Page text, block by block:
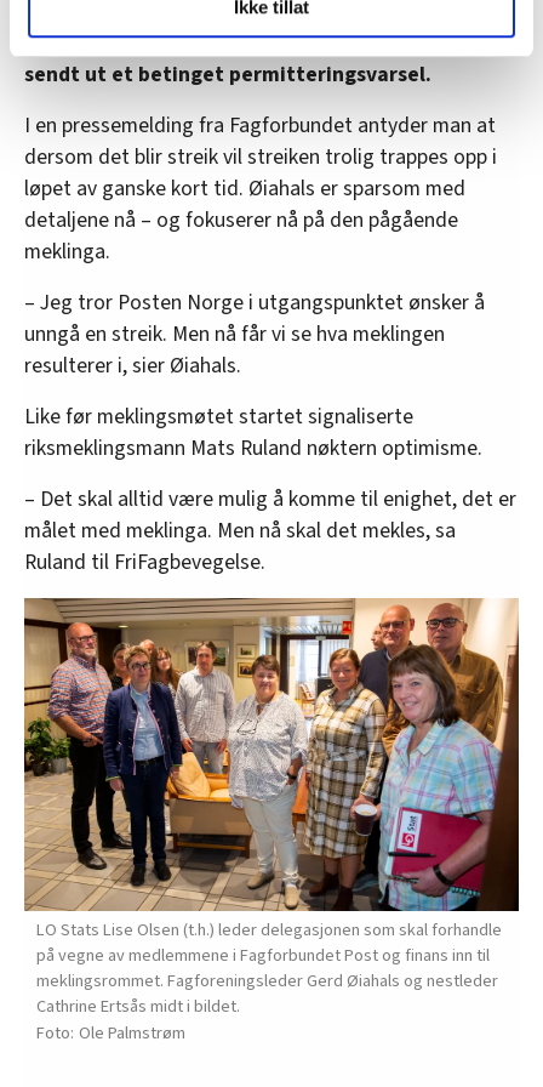
og fontene.no bruker informasjonskapsler (cookies) for å
lære hvordan våre nettsider blir brukt slik at vi tilby
relevant innhold, tilpassede annonser og utarbeide
Vi deler bare informasjon om hvordan du bruker
nettstedet med LO Medias egne samarbeidspartnere
innenfor analyse og annonsering. Disse er angitt i
oversikten lengre ned på denne siden.
Ikke tillat
Arbeidsgiverne i Posten Norge har på sin side
sendt ut et betinget permitteringsvarsel.
I en pressemelding fra Fagforbundet antyder man at
dersom det blir streik vil streiken trolig trappes opp i
løpet av ganske kort tid. Øiahals er sparsom med
detaljene nå – og fokuserer nå på den pågående
meklinga.
– Jeg tror Posten Norge i utgangspunktet ønsker å
unngå en streik. Men nå får vi se hva meklingen
resulterer i, sier Øiahals.
Like før meklingsmøtet startet signaliserte
riksmeklingsmann Mats Ruland nøktern optimisme.
– Det skal alltid være mulig å komme til enighet, det er
målet med meklinga. Men nå skal det mekles, sa
Ruland til FriFagbevegelse.
LO Stats Lise Olsen (t.h.) leder delegasjonen som skal forhandle
på vegne av medlemmene i Fagforbundet Post og finans inn til
meklingsrommet. Fagforeningsleder Gerd Øiahals og nestleder
Cathrine Ertsås midt i bildet.
Ole Palmstrøm